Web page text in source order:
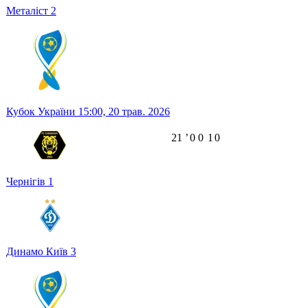
Металіст 2
Кубок України 15:00, 20 трав. 2026
Чернігів 1
Динамо Київ 3
21 ʼ0 0 1 0